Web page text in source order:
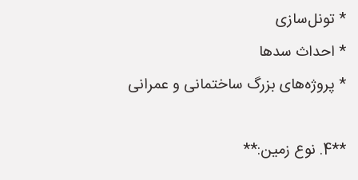
* تونل‌سازی
* احداث سدها
* پروژه‌های بزرگ ساختمانی و عمرانی
**4. نوع زمین:**